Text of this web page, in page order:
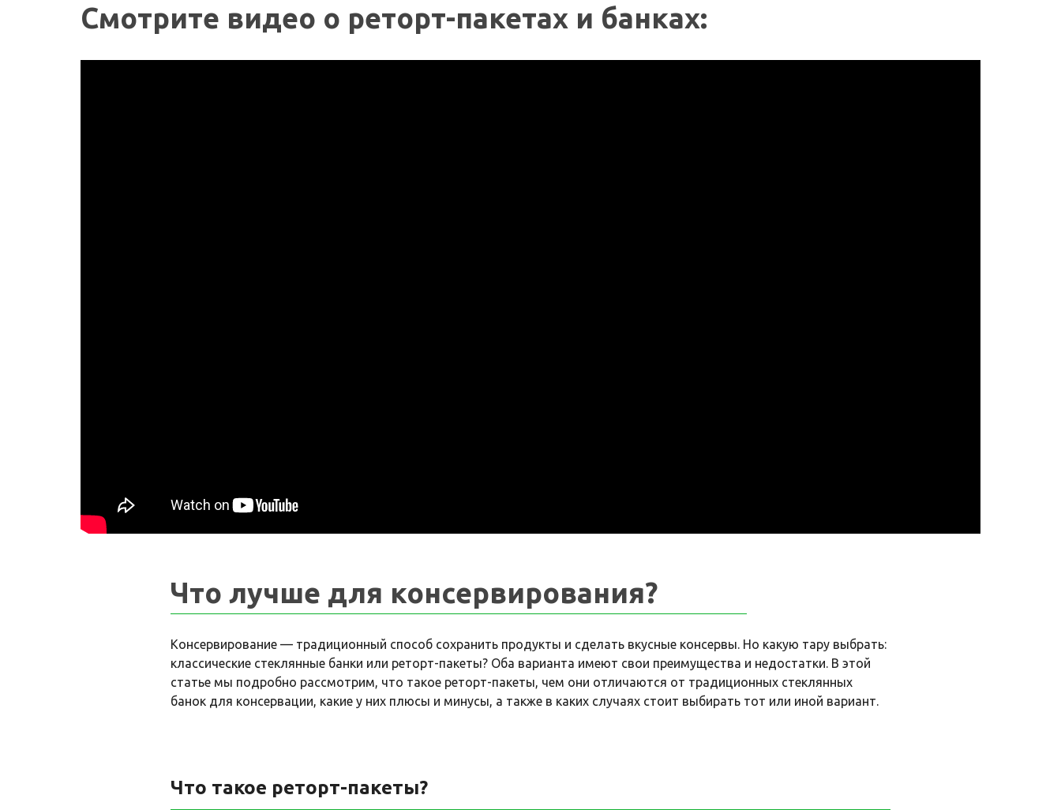
Смотрите видео о реторт-пакетах и банках:
Что лучше для консервирования?
Консервирование — традиционный способ сохранить продукты и сделать вкусные консервы. Но какую тару выбрать:
классические стеклянные банки или реторт-пакеты? Оба варианта имеют свои преимущества и недостатки. В этой
статье мы подробно рассмотрим, что такое реторт-пакеты, чем они отличаются от традиционных стеклянных
банок для консервации, какие у них плюсы и минусы, а также в каких случаях стоит выбирать тот или иной вариант.
Что такое реторт-пакеты?